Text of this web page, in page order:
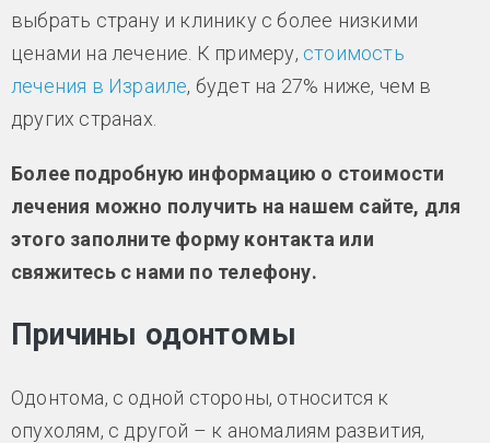
выбрать страну и клинику с более низкими
ценами на лечение. К примеру, стоимость
лечения в Израиле, будет на 27% ниже, чем в
других странах.
Более подробную информацию о стоимости
лечения можно получить на нашем сайте, для
этого заполните форму контакта или
свяжитесь с нами по телефону.
Причины одонтомы
Одонтома, с одной стороны, относится к
опухолям, с другой – к аномалиям развития,